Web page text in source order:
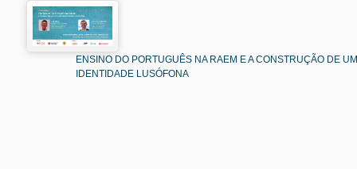
ENSINO DO PORTUGUÊS NA RAEM E A CONSTRUÇÃO DE
IDENTIDADE LUSÓFONA